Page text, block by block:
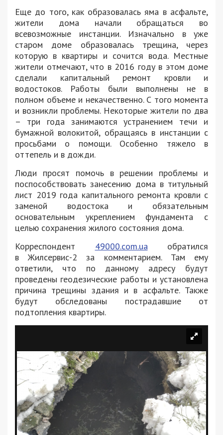
Еще до того, как образовалась яма в асфальте,
жители дома начали обращаться во
всевозможные инстанции. Изначально в уже
старом доме образовалась трещина, через
которую в квартиры и сочится вода. Местные
жители отмечают, что в 2016 году в этом доме
сделали капитальный ремонт кровли и
водостоков. Работы были выполнены не в
полном объеме и некачественно. С того момента
и возникли проблемы. Некоторые жители по два
– три года занимаются устранением течи и
бумажной волокитой, обращаясь в инстанции с
просьбами о помощи. Особенно тяжело в
оттепель и в дожди.
Люди просят помочь в решении проблемы и
поспособствовать занесению дома в титульный
лист 2019 года капитального ремонта кровли с
заменой водостока и обязательным
основательным укреплением фундамента с
целью сохранения жилого состояния дома.
Корреспондент 49000.com.uaобратился
в Жилсервис-2 за комментарием. Там ему
ответили, что по данному адресу будут
проведены геодезические работы и установлена
причина трещины здания и в асфальте. Также
будут обследованы пострадавшие от
подтопления квартиры.